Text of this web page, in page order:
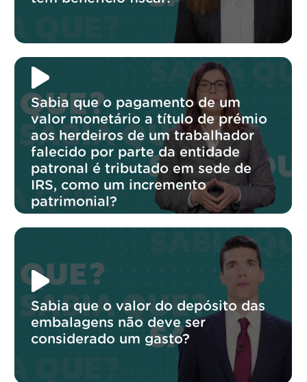
Sabia que o pagamento de um
valor monetário a título de prémio
aos herdeiros de um trabalhador
falecido por parte da entidade
patronal é tributado em sede de
IRS, como um incremento
patrimonial?
Sabia que o valor do depósito das
embalagens não deve ser
considerado um gasto?